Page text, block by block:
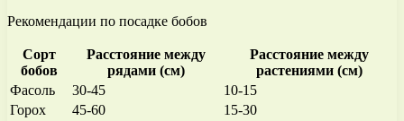
Рекомендации по посадке бобов
Сорт
бобов
Расстояние между
рядами (см)
Расстояние между
растениями (см)
Фасоль
30-45
10-15
Горох
45-60
15-30